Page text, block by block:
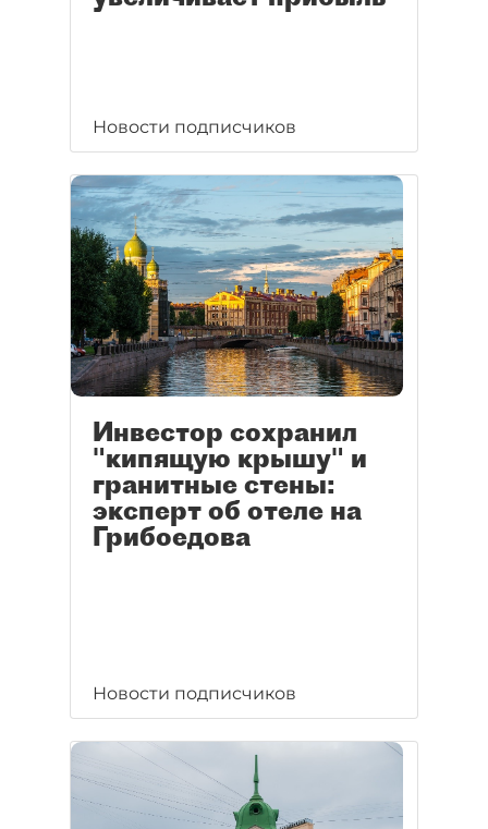
Новости подписчиков
Инвестор сохранил
"кипящую крышу" и
гранитные стены:
эксперт об отеле на
Грибоедова
Новости подписчиков